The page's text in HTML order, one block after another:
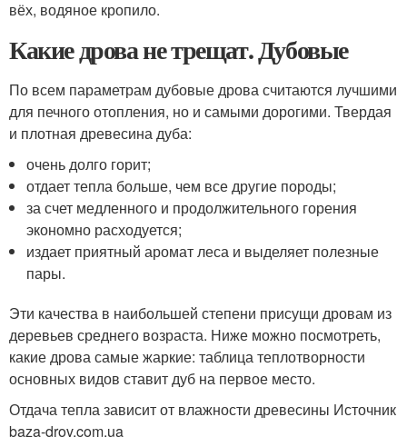
вёх, водяное кропило.
Какие дрова не трещат. Дубовые
По всем параметрам дубовые дрова считаются лучшими
для печного отопления, но и самыми дорогими. Твердая
и плотная древесина дуба:
очень долго горит;
отдает тепла больше, чем все другие породы;
за счет медленного и продолжительного горения
экономно расходуется;
издает приятный аромат леса и выделяет полезные
пары.
Эти качества в наибольшей степени присущи дровам из
деревьев среднего возраста. Ниже можно посмотреть,
какие дрова самые жаркие: таблица теплотворности
основных видов ставит дуб на первое место.
Отдача тепла зависит от влажности древесины Источник
baza-drov.com.ua